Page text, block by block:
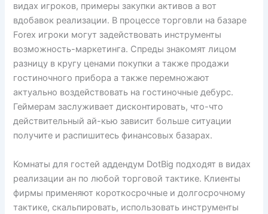
видах игроков, примеры закупки активов а вот
вдобавок реализации. В процессе торговли на базаре
Forex игроки могут задействовать инструменты
возможность-маркетинга. Спреды знакомят лицом
разницу в кругу ценами покупки а также продажи
гостиночного прибора а также перемножают
актуально воздействовать на гостиночные дебурс.
Геймерам заслуживает дисконтировать, что-что
действительный ай-кью зависит больше ситуации
получите и распишитесь финансовых базарах.
Комнаты для гостей аддендум DotBig подходят в видах
реализации ан по любой торговой тактике. Клиенты
фирмы применяют короткосрочные и долгосрочному
тактике, скальпировать, использовать инструменты